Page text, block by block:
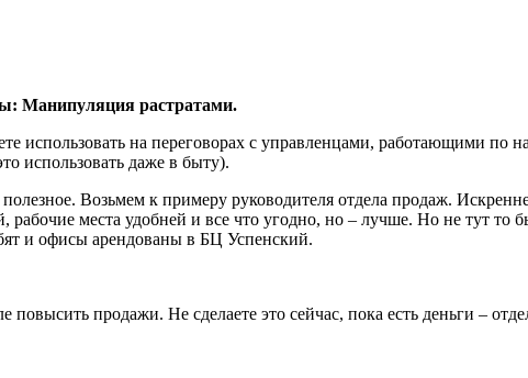
Манипуляция растратами.
использовать на переговорах с управленцами, работающими
использовать даже в быту).
Возьмем к примеру руководителя отдела продаж.
места удобней и все что угодно, но – лучше. Но не тут то
и офисы арендованы в БЦ Успенский.
продажи. Не сделаете это сейчас, пока есть деньги –